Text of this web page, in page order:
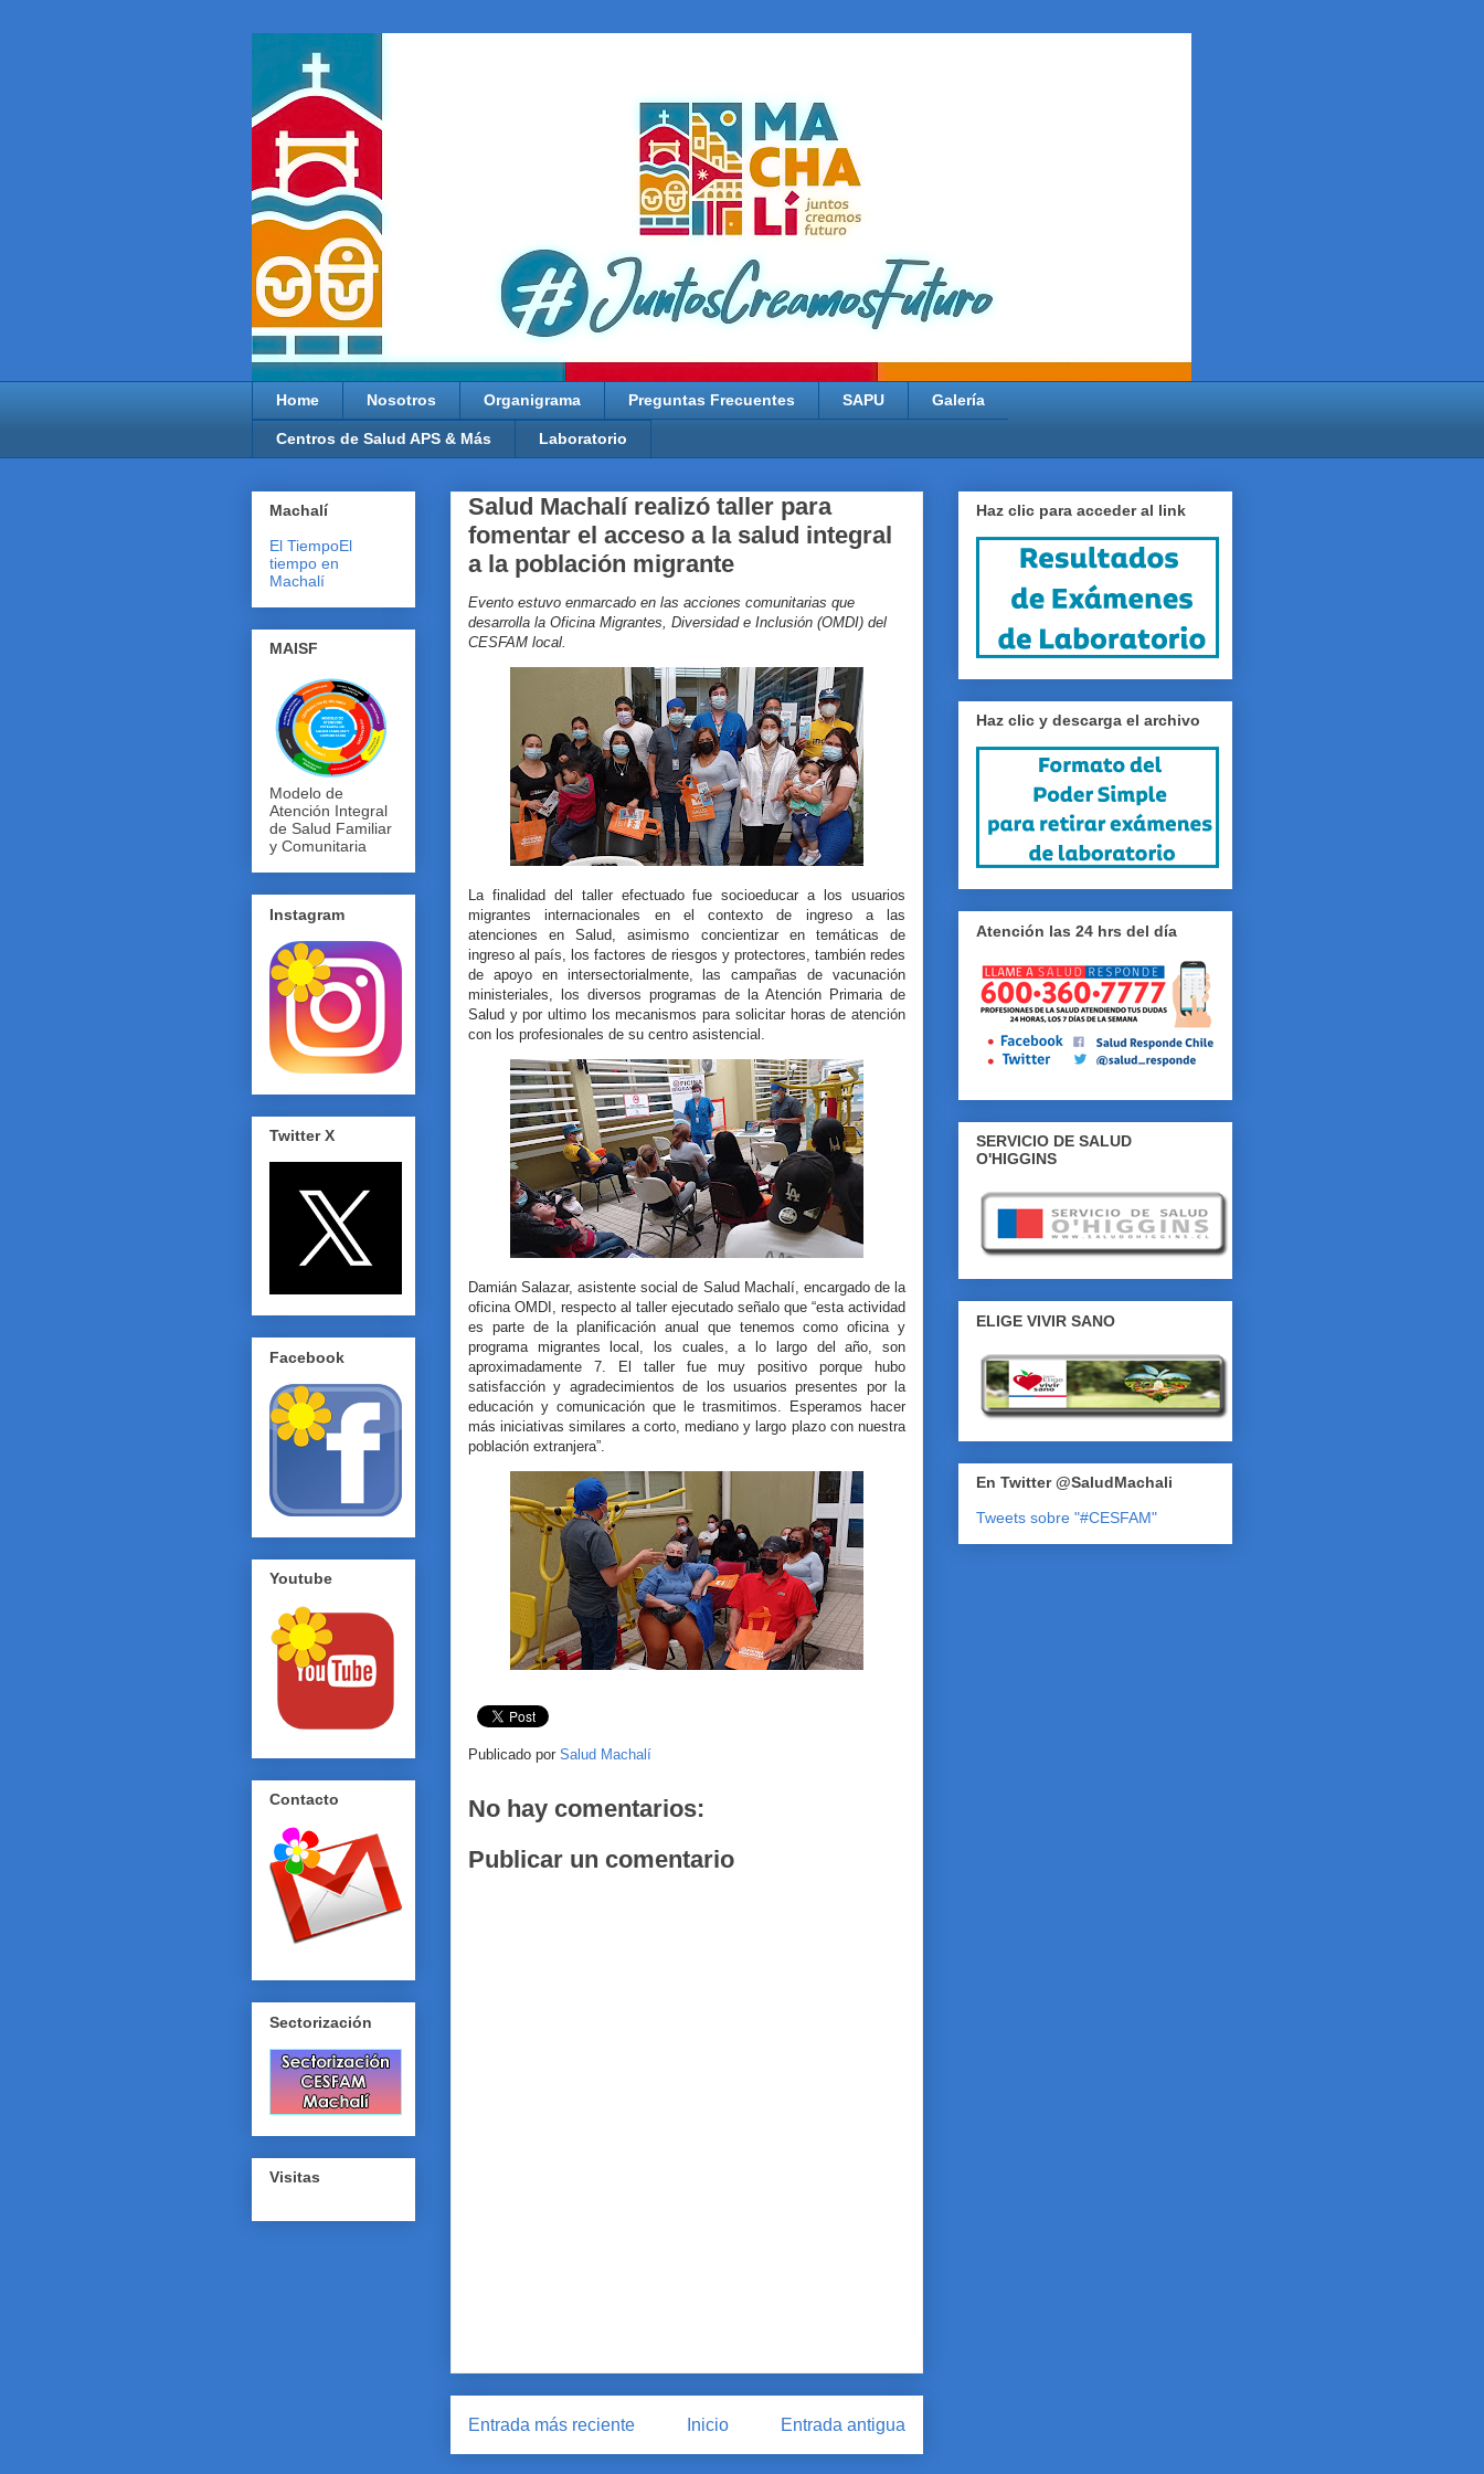
Home Nosotros Organigrama Preguntas Frecuentes SAPU Galería
Centros de Salud APS & Más Laboratorio
Salud Machalí realizó taller para
fomentar el acceso a la salud integral
a la población migrante
Evento estuvo enmarcado en las acciones comunitarias que
desarrolla la Oficina Migrantes, Diversidad e Inclusión (OMDI) del
CESFAM local.
La finalidad del taller efectuado fue socioeducar a los usuarios
migrantes internacionales en el contexto de ingreso a las
atenciones en Salud, asimismo concientizar en temáticas de
ingreso al país, los factores de riesgos y protectores, también redes
de apoyo en intersectorialmente, las campañas de vacunación
ministeriales, los diversos programas de la Atención Primaria de
Salud y por ultimo los mecanismos para solicitar horas de atención
con los profesionales de su centro asistencial.
Damián Salazar, asistente social de Salud Machalí, encargado de la
oficina OMDI, respecto al taller ejecutado señalo que “esta actividad
es parte de la planificación anual que tenemos como oficina y
programa migrantes local, los cuales, a lo largo del año, son
aproximadamente 7. El taller fue muy positivo porque hubo
satisfacción y agradecimientos de los usuarios presentes por la
educación y comunicación que le trasmitimos. Esperamos hacer
más iniciativas similares a corto, mediano y largo plazo con nuestra
población extranjera”.
Publicado por Salud Machalí
No hay comentarios:
Publicar un comentario
Entrada más reciente Entrada antigua
Inicio
Machalí
El TiempoEl
tiempo en
Machalí
MAISF
Modelo de
Atención Integral
de Salud Familiar
y Comunitaria
Instagram
Twitter X
Facebook
Youtube
Contacto
Sectorización
Visitas
Haz clic para acceder al link
Haz clic y descarga el archivo
Atención las 24 hrs del día
SERVICIO DE SALUD
O'HIGGINS
ELIGE VIVIR SANO
En Twitter @SaludMachali
Tweets sobre "#CESFAM"